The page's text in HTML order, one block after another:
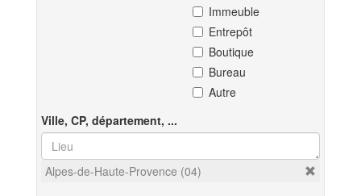
Immeuble
Entrepôt
Boutique
Bureau
Autre
Ville, CP, département, ...
Alpes-de-Haute-Provence (04)